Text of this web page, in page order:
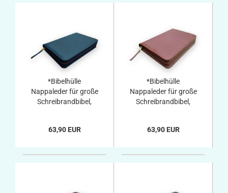
*Bibelhülle
Nappaleder für große
Schreibrandbibel,
63,90 EUR
*Bibelhülle
Nappaleder für große
Schreibrandbibel,
63,90 EUR